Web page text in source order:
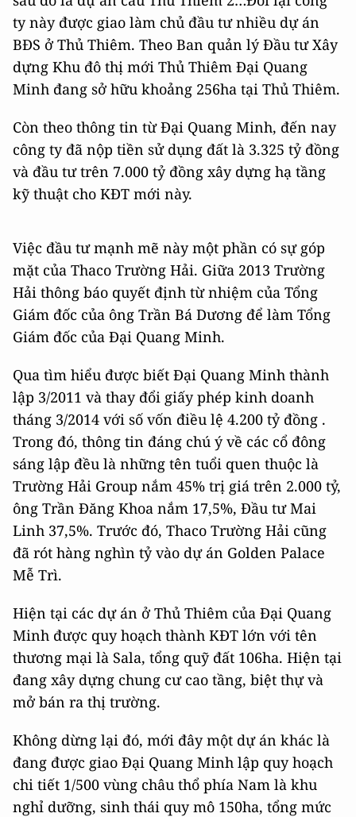
ty này được giao làm chủ đầu tư nhiều dự án
BĐS ở Thủ Thiêm. Theo Ban quản lý Đầu tư Xây
dựng Khu đô thị mới Thủ Thiêm Đại Quang
Minh đang sở hữu khoảng 256ha tại Thủ Thiêm.
Còn theo thông tin từ Đại Quang Minh, đến nay
công ty đã nộp tiền sử dụng đất là 3.325 tỷ đồng
và đầu tư trên 7.000 tỷ đồng xây dựng hạ tầng
kỹ thuật cho KĐT mới này.
Việc đầu tư mạnh mẽ này một phần có sự góp
mặt của Thaco Trường Hải. Giữa 2013 Trường
Hải thông báo quyết định từ nhiệm của Tổng
Giám đốc của ông Trần Bá Dương để làm Tổng
Giám đốc của Đại Quang Minh.
Qua tìm hiểu được biết Đại Quang Minh thành
lập 3/2011 và thay đổi giấy phép kinh doanh
tháng 3/2014 với số vốn điều lệ 4.200 tỷ đồng .
Trong đó, thông tin đáng chú ý về các cổ đông
sáng lập đều là những tên tuổi quen thuộc là
Trường Hải Group nắm 45% trị giá trên 2.000 tỷ,
ông Trần Đăng Khoa nắm 17,5%, Đầu tư Mai
Linh 37,5%. Trước đó, Thaco Trường Hải cũng
đã rót hàng nghìn tỷ vào dự án Golden Palace
Mễ Trì.
Hiện tại các dự án ở Thủ Thiêm của Đại Quang
Minh được quy hoạch thành KĐT lớn với tên
thương mại là Sala, tổng quỹ đất 106ha. Hiện tại
đang xây dựng chung cư cao tầng, biệt thự và
mở bán ra thị trường.
Không dừng lại đó, mới đây một dự án khác là
đang được giao Đại Quang Minh lập quy hoạch
chi tiết 1/500 vùng châu thổ phía Nam là khu
nghỉ dưỡng, sinh thái quy mô 150ha, tổng mức